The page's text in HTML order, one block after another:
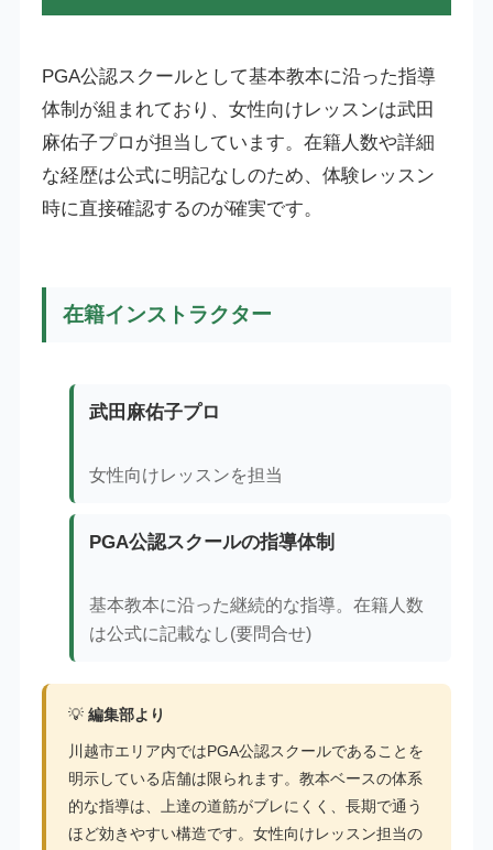
PGA公認スクールとして基本教本に沿った指導
体制が組まれており、女性向けレッスンは武田
麻佑子プロが担当しています。在籍人数や詳細
な経歴は公式に明記なしのため、体験レッスン
時に直接確認するのが確実です。
在籍インストラクター
武田麻佑子プロ
女性向けレッスンを担当
PGA公認スクールの指導体制
基本教本に沿った継続的な指導。在籍人数
は公式に記載なし(要問合せ)
💡 編集部より
川越市エリア内ではPGA公認スクールであることを
明示している店舗は限られます。教本ベースの体系
的な指導は、上達の道筋がブレにくく、長期で通う
ほど効きやすい構造です。女性向けレッスン担当の